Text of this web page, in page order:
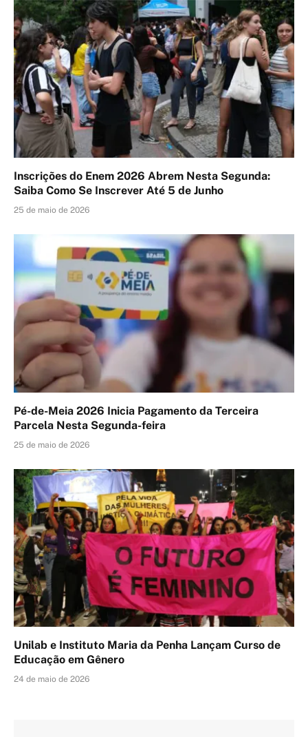
Inscrições do Enem 2026 Abrem Nesta Segunda:
Saiba Como Se Inscrever Até 5 de Junho
25 de maio de 2026
Pé-de-Meia 2026 Inicia Pagamento da Terceira
Parcela Nesta Segunda-feira
25 de maio de 2026
Unilab e Instituto Maria da Penha Lançam Curso de
Educação em Gênero
24 de maio de 2026